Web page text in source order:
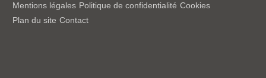
Mentions légales Politique de confidentialité Cookies
Plan du site Contact